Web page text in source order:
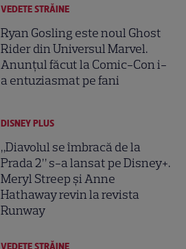
VEDETE STRĂINE
Ryan Gosling este noul Ghost
Rider din Universul Marvel.
Anunțul făcut la Comic-Con i-
a entuziasmat pe fani
DISNEY PLUS
„Diavolul se îmbracă de la
Prada 2” s-a lansat pe Disney+.
Meryl Streep și Anne
Hathaway revin la revista
Runway